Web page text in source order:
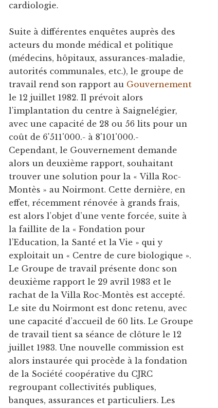
cardiologie.
Suite à différentes enquêtes auprès des
acteurs du monde médical et politique
(médecins, hôpitaux, assurances-maladie,
autorités communales, etc.), le groupe de
travail rend son rapport au Gouvernement
le 12 juillet 1982. Il prévoit alors
l’implantation du centre à Saignelégier,
avec une capacité de 28 ou 56 lits pour un
coût de 6'511'000.- à 8'101'000.-
Cependant, le Gouvernement demande
alors un deuxième rapport, souhaitant
trouver une solution pour la « Villa Roc-
Montès » au Noirmont. Cette dernière, en
effet, récemment rénovée à grands frais,
est alors l’objet d’une vente forcée, suite à
la faillite de la « Fondation pour
l’Education, la Santé et la Vie » qui y
exploitait un « Centre de cure biologique ».
Le Groupe de travail présente donc son
deuxième rapport le 29 avril 1983 et le
rachat de la Villa Roc-Montès est accepté.
Le site du Noirmont est donc retenu, avec
une capacité d’accueil de 60 lits. Le Groupe
de travail tient sa séance de clôture le 12
juillet 1983. Une nouvelle commission est
alors instaurée qui procède à la fondation
de la Société coopérative du CJRC
regroupant collectivités publiques,
banques, assurances et particuliers. Les